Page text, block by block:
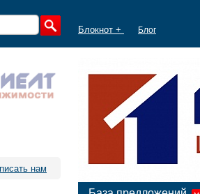
Блокнот + Блог
нам